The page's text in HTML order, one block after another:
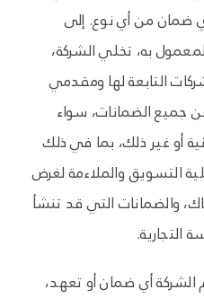
ضمان من أي نوع. إلى
به، تخلي الشركة،
التابعة لها ومقدمي
جميع الضمانات، سواء
أو غير ذلك، بما في ذلك
التسويق والملاءمة لغرض
والضمانات التي قد تنشأ
التجارية.
أي ضمان أو تعهد،